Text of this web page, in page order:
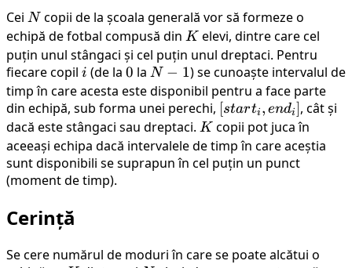
Cei N
N copii de la școala generală vor să formeze o
echipă de fotbal compusă din K
K elevi, dintre care cel
puțin unul stângaci și cel puțin unul dreptaci. Pentru
fiecare copil i
i (de la 0
0 la N-
1
N − 1) se cunoaște intervalul de
timp în care acesta este disponibil pentru a face parte
din echipă, sub forma unei perechi, [start_{i},
end_{i}]
[starti , endi], cât și
dacă este stângaci sau dreptaci. K
K copii pot juca în
aceeași echipa dacă intervalele de timp în care aceștia
sunt disponibili se suprapun în cel puțin un punct
(moment de timp).
Cerință
Se cere numărul de moduri în care se poate alcătui o